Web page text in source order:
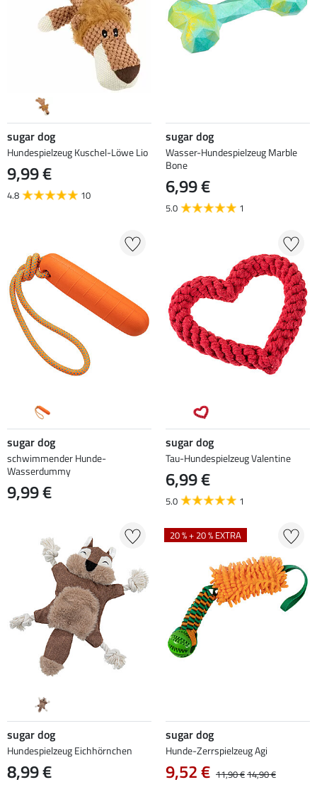
sugar dog
Hundespielzeug Kuschel-Löwe Lio
9,99 €
4.8 10
sugar dog
Wasser-Hundespielzeug Marble
Bone
6,99 €
5.0 1
sugar dog
schwimmender Hunde-
Wasserdummy
9,99 €
sugar dog
Tau-Hundespielzeug Valentine
6,99 €
5.0 1
sugar dog
Hundespielzeug Eichhörnchen
8,99 €
20 % + 20 % EXTRA
sugar dog
Hunde-Zerrspielzeug Agi
9,52 € 11,90 €14,90 €